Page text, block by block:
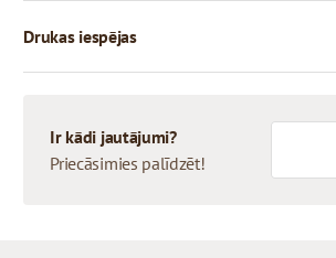
Drukas iespējas
Ir kādi jautājumi?
Priecāsimies palīdzēt!